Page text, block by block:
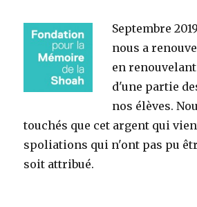
Septembre
nous a
en
d'une partie
nos élèves.
touchés que cet argent qui
spoliations qui n'ont pas pu
soit attribué.